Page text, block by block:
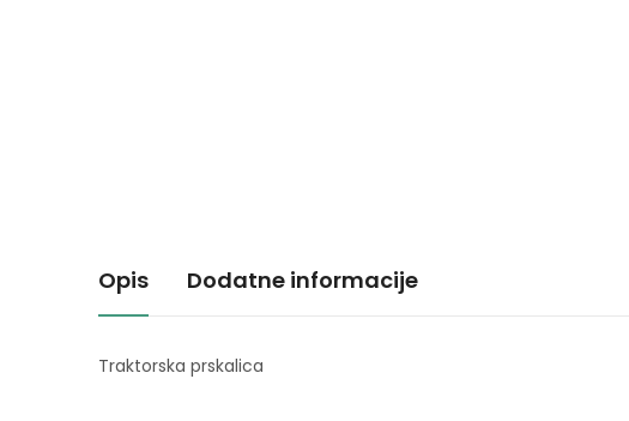
Opis Dodatne informacije
Traktorska prskalica